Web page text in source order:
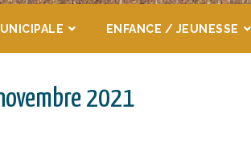
ENFANCE / JEUNESSE
2021